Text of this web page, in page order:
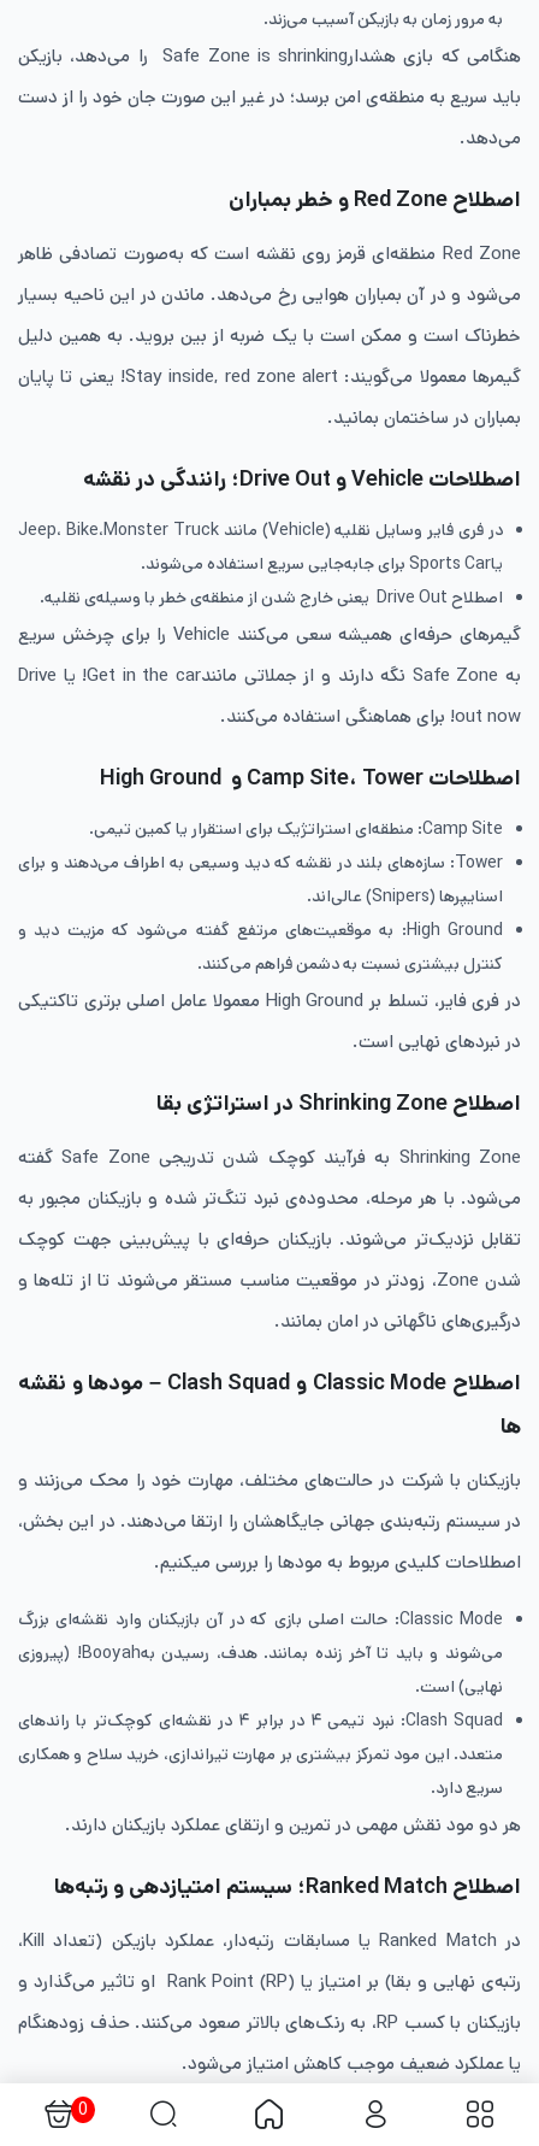
به مرور زمان به بازیکن آسیب می‌زند.
هنگامی که بازی هشدارSafe Zone is shrinking را می‌دهد، بازیکن
باید سریع به منطقه‌ی امن برسد؛ در غیر این صورت جان خود را از دست
می‌دهد.
اصطلاح Red Zone و خطر بمباران
Red Zone منطقه‌ای قرمز روی نقشه است که به‌صورت تصادفی ظاهر
می‌شود و در آن بمباران هوایی رخ می‌دهد. ماندن در این ناحیه بسیار
خطرناک است و ممکن است با یک ضربه از بین بروید. به همین دلیل
گیمرها معمولا می‌گویند: Stay inside, red zone alert! یعنی تا پایان
بمباران در ساختمان بمانید.
اصطلاحات Vehicle و Drive Out؛ رانندگی در نقشه
در فری فایر وسایل نقلیه (Vehicle) مانند Jeep، Bike،Monster Truck
یاSports Car برای جابه‌جایی سریع استفاده می‌شوند.
اصطلاح Drive Out یعنی خارج شدن از منطقه‌ی خطر با وسیله‌ی نقلیه.
گیمرهای حرفه‌ای همیشه سعی می‌کنند Vehicle را برای چرخش سریع
به Safe Zone نگه دارند و از جملاتی مانندGet in the car! یا Drive
out now! برای هماهنگی استفاده می‌کنند.
اصطلاحات Camp Site، Tower و High Ground
Camp Site: منطقه‌ای استراتژیک برای استقرار یا کمین تیمی.
Tower: سازه‌های بلند در نقشه که دید وسیعی به اطراف می‌دهند و برای
اسنایپرها (Snipers) عالی‌اند.
High Ground: به موقعیت‌های مرتفع گفته می‌شود که مزیت دید و
کنترل بیشتری نسبت به دشمن فراهم می‌کنند.
در فری فایر، تسلط بر High Ground معمولا عامل اصلی برتری تاکتیکی
در نبردهای نهایی است.
اصطلاح Shrinking Zone در استراتژی بقا
Shrinking Zone به فرآیند کوچک شدن تدریجی Safe Zone گفته
می‌شود. با هر مرحله، محدوده‌ی نبرد تنگ‌تر شده و بازیکنان مجبور به
تقابل نزدیک‌تر می‌شوند. بازیکنان حرفه‌ای با پیش‌بینی جهت کوچک
شدن Zone، زودتر در موقعیت مناسب مستقر می‌شوند تا از تله‌ها و
درگیری‌های ناگهانی در امان بمانند.
اصطلاح Classic Mode و Clash Squad – مودها و نقشه
ها
بازیکنان با شرکت در حالت‌های مختلف، مهارت خود را محک می‌زنند و
در سیستم رتبه‌بندی جهانی جایگاهشان را ارتقا می‌دهند. در این بخش،
اصطلاحات کلیدی مربوط به مودها را بررسی میکنیم.
Classic Mode: حالت اصلی بازی که در آن بازیکنان وارد نقشه‌ای بزرگ
می‌شوند و باید تا آخر زنده بمانند. هدف، رسیدن بهBooyah! (پیروزی
نهایی) است.
Clash Squad: نبرد تیمی ۴ در برابر ۴ در نقشه‌ای کوچک‌تر با راندهای
متعدد. این مود تمرکز بیشتری بر مهارت تیراندازی، خرید سلاح و همکاری
سریع دارد.
هر دو مود نقش مهمی در تمرین و ارتقای عملکرد بازیکنان دارند.
اصطلاح Ranked Match؛ سیستم امتیازدهی و رتبه‌ها
در Ranked Match یا مسابقات رتبه‌دار، عملکرد بازیکن (تعداد Kill،
رتبه‌ی نهایی و بقا) بر امتیاز یا Rank Point (RP) او تاثیر می‌گذارد و
بازیکنان با کسب RP، به رنک‌های بالاتر صعود می‌کنند. حذف زودهنگام
یا عملکرد ضعیف موجب کاهش امتیاز می‌شود.
رتبه‌های Bronze تا Grandmaster
0